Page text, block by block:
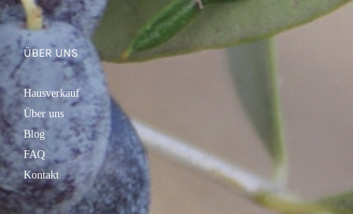
DETAILS
ÜBER UNS
Hausverkauf
Über uns
Blog
FAQ
Kontakt